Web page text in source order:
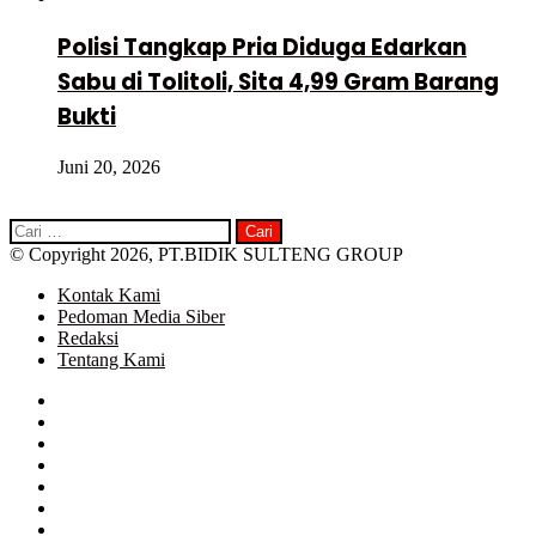
Polisi Tangkap Pria Diduga Edarkan
Sabu di Tolitoli, Sita 4,99 Gram Barang
Bukti
Juni 20, 2026
Cari
untuk:
© Copyright 2026, PT.BIDIK SULTENG GROUP
Kontak Kami
Pedoman Media Siber
Redaksi
Tentang Kami